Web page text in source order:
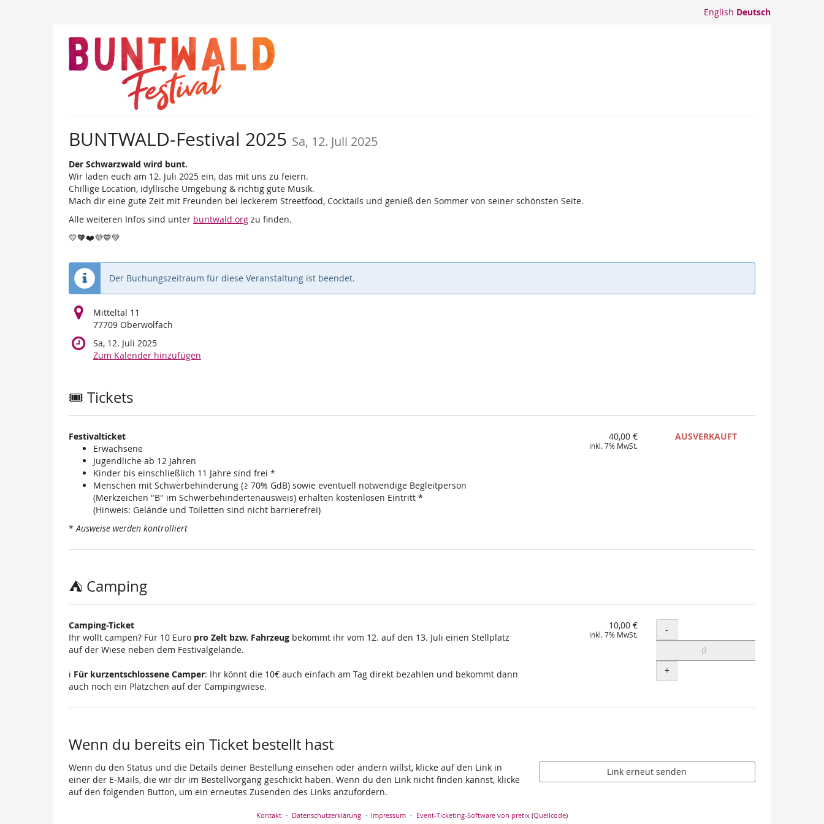
English Deutsch
BUNTWALD-Festival 2025 Sa, 12. Juli 2025
Der Schwarzwald wird bunt.
Wir laden euch am 12. Juli 2025 ein, das mit uns zu feiern.
Chillige Location, idyllische Umgebung & richtig gute Musik.
Mach dir eine gute Zeit mit Freunden bei leckerem Streetfood, Cocktails und genieß den Sommer von seiner schönsten Seite.
Alle weiteren Infos sind unter buntwald.org zu finden.
💛🧡❤️💜💙💚
Der Buchungszeitraum für diese Veranstaltung ist beendet.
Mitteltal 11
77709 Oberwolfach
Sa, 12. Juli 2025
Zum Kalender hinzufügen
Produkte
🎟️ Tickets
Festivalticket
Erwachsene
Jugendliche ab 12 Jahren
Kinder bis einschließlich 11 Jahre sind frei *
Menschen mit Schwerbehinderung (≥ 70% GdB) sowie eventuell notwendige Begleitperson
(Merkzeichen "B" im Schwerbehindertenausweis) erhalten kostenlosen Eintritt *
(Hinweis: Gelände und Toiletten sind nicht barrierefrei)
*Ausweise werden kontrolliert
40,00 €
inkl. 7% MwSt.
AUSVERKAUFT
⛺ Camping
Camping-Ticket
Ihr wollt campen? Für 10 Euro pro Zelt bzw. Fahrzeug bekommt ihr vom 12. auf den 13. Juli einen Stellplatz
auf der Wiese neben dem Festivalgelände.
ℹ️ Für kurzentschlossene Camper: Ihr könnt die 10€ auch einfach am Tag direkt bezahlen und bekommt dann
auch noch ein Plätzchen auf der Campingwiese.
10,00 €
inkl. 7% MwSt. Menge
-
+
Wenn du bereits ein Ticket bestellt hast
Wenn du den Status und die Details deiner Bestellung einsehen oder ändern willst, klicke auf den Link in
einer der E-Mails, die wir dir im Bestellvorgang geschickt haben. Wenn du den Link nicht finden kannst, klicke
auf den folgenden Button, um ein erneutes Zusenden des Links anzufordern.
Link erneut senden
Kontakt Datenschutzerklärung Impressum Event-Ticketing-Software von pretix(Quellcode)